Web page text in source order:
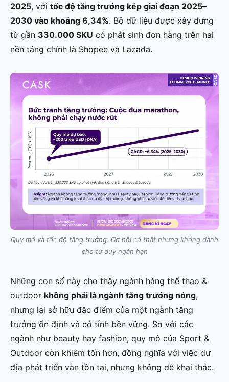
2025, với tốc độ tăng trưởng kép giai đoạn 2025–
2030 vào khoảng 6,34%. Bộ dữ liệu được xây dựng
từ gần 330.000 SKU có phát sinh đơn hàng trên hai
nền tảng chính là Shopee và Lazada.
Quy mô và tốc độ tăng trưởng: Cơ hội có thật nhưng không dành
cho tư duy ngắn hạn
Những con số này cho thấy ngành hàng thể thao &
outdoor không phải là ngành tăng trưởng nóng,
nhưng lại sở hữu đặc điểm của một ngành tăng
trưởng ổn định và có tính bền vững. So với các
ngành như beauty hay fashion, quy mô của Sport &
Outdoor còn khiêm tốn hơn, đồng nghĩa với việc dư
địa phát triển vẫn tồn tại, nhưng không dễ khai thác.